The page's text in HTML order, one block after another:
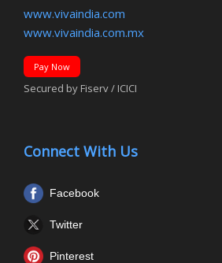
www.vivaindia.com
www.vivaindia.com.mx
Pay Now
Secured by Fiserv / ICICI
Connect With Us
Facebook
Twitter
Pinterest